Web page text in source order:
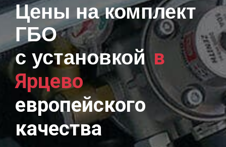
Цены на комплект
ГБО
с установкой в
Ярцево
европейского
качества